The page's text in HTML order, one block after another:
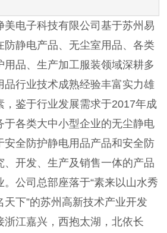
美电子科技有限公司基于苏州易
防静电产品、无尘室用品、各类
用品、生产加工服装领域深耕多
品行业技术成熟经验丰富实力雄
，鉴于行业发展需求于2017年成
于各类大中小型企业的无尘静电
安全防护静电用品产品和安全防
、开发、生产及销售一体的产品
公司总部座落于“素来以山水秀
下”的苏州高新技术产业开发
浙江嘉兴，西抱太湖，北依长